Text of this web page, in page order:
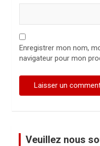
Enregistrer mon nom,
navigateur pour mon
Veuillez nous